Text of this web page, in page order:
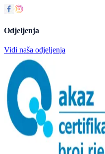
Odjeljenja
Vidi naša odjeljenja